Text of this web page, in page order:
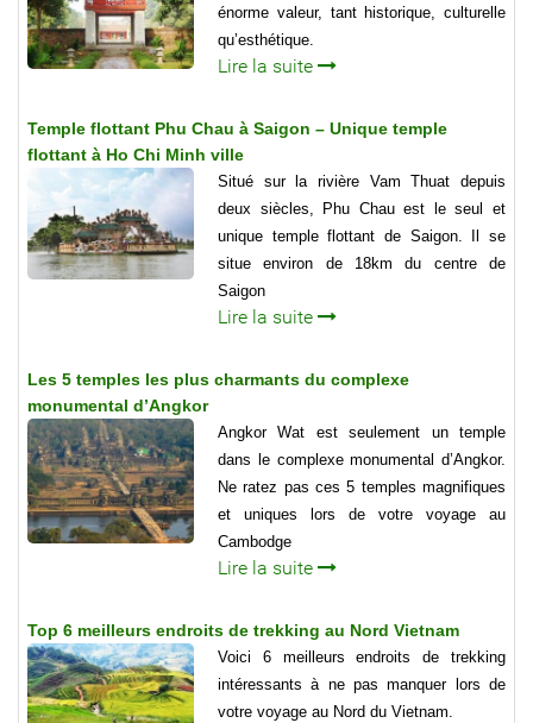
énorme valeur, tant historique, culturelle
qu’esthétique.
Lire la suite
Temple flottant Phu Chau à Saigon – Unique temple
flottant à Ho Chi Minh ville
Situé sur la rivière Vam Thuat depuis
deux siècles, Phu Chau est le seul et
unique temple flottant de Saigon. Il se
situe environ de 18km du centre de
Saigon
Lire la suite
Les 5 temples les plus charmants du complexe
monumental d’Angkor
Angkor Wat est seulement un temple
dans le complexe monumental d’Angkor.
Ne ratez pas ces 5 temples magnifiques
et uniques lors de votre voyage au
Cambodge
Lire la suite
Top 6 meilleurs endroits de trekking au Nord Vietnam
Voici 6 meilleurs endroits de trekking
intéressants à ne pas manquer lors de
votre voyage au Nord du Vietnam.